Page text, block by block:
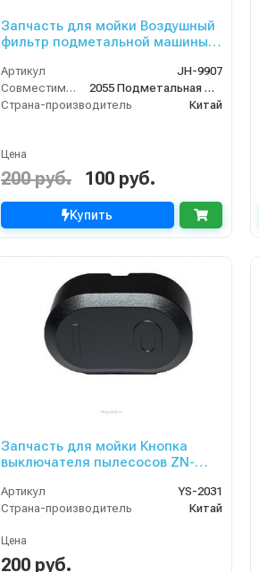
Запчасть для мойки Воздушный
фильтр подметальной машины
Артикул
JH-9907
Совместимость
2055 Подметальная машина TOR JH-960TF с системой фильтрации
Страна-производитель
Китай
Цена
200 руб. 100 руб.
Купить
Запчасть для мойки Кнопка
выключателя пылесосов ZN-
Артикул
YS-2031
Страна-производитель
Китай
Цена
200 руб.